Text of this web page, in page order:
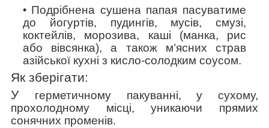
Подрібнена сушена папая пасуватиме
до йогуртів, пудингів, мусів, смузі,
коктейлів, морозива, каші (манка, рис
або вівсянка), а також м’ясних страв
азійської кухні з кисло-солодким соусом.
Як зберігати:
У
герметичному пакуванні, у сухому,
прохолодному місці, уникаючи прямих
сонячних променів.